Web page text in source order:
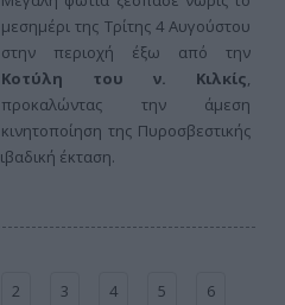
μεσημέρι της Τρίτης 4 Αυγούστου
στην περιοχή έξω από την
Κοτύλη του ν. Κιλκίς,
προκαλώντας την άμεση
κινητοποίηση της Πυροσβεστικής
έκταση.
2 3 4 5
6